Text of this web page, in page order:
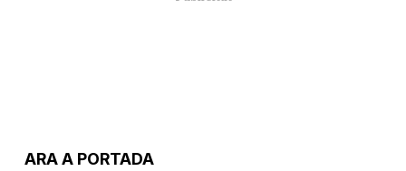
ARA A PORTADA